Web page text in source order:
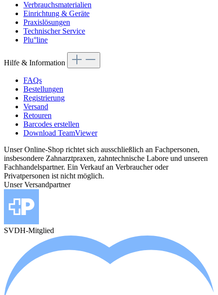
Verbrauchsmaterialien
Einrichtung & Geräte
Praxislösungen
Technischer Service
Plu°line
Hilfe & Information
FAQs
Bestellungen
Registrierung
Versand
Retouren
Barcodes erstellen
Download TeamViewer
Unser Online-Shop richtet sich ausschließlich an Fachpersonen,
insbesondere Zahnarztpraxen, zahntechnische Labore und unseren
Fachhandelspartner. Ein Verkauf an Verbraucher oder
Privatpersonen ist nicht möglich.
Unser Versandpartner
SVDH-Mitglied